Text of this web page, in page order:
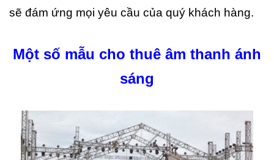
sẽ đám ứng mọi yêu cầu của quý khách hàng.
Một số mẫu cho thuê âm thanh ánh
sáng